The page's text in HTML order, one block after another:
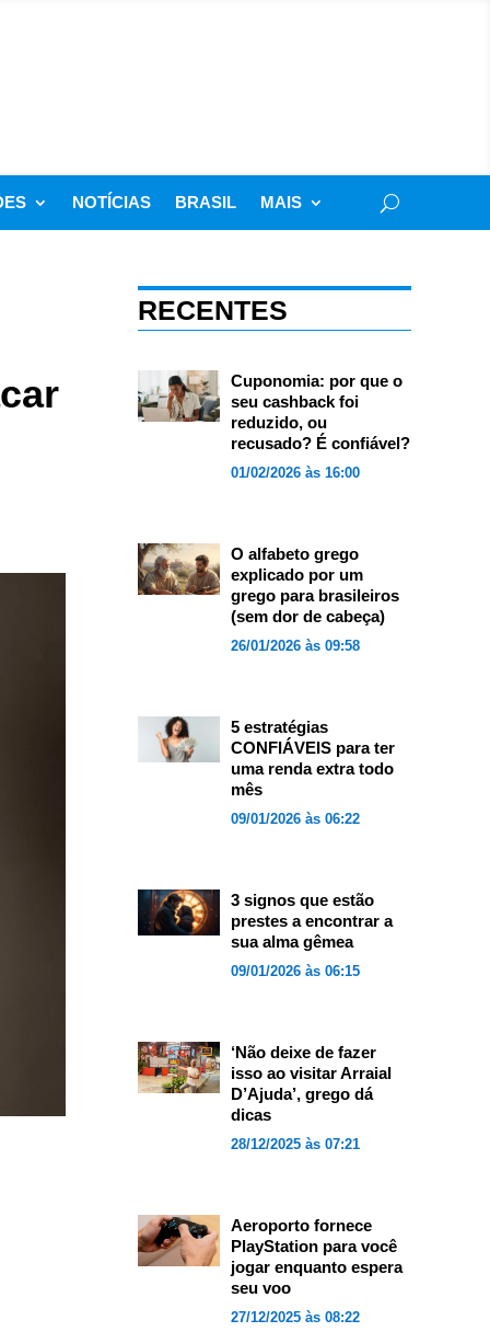
NOTÍCIAS BRASIL MAIS
RECENTES
Cuponomia: por que o
seu cashback foi
reduzido, ou
recusado? É confiável?
01/02/2026 às 16:00
O alfabeto grego
explicado por um
grego para brasileiros
(sem dor de cabeça)
26/01/2026 às 09:58
5 estratégias
CONFIÁVEIS para ter
uma renda extra todo
mês
09/01/2026 às 06:22
3 signos que estão
prestes a encontrar a
sua alma gêmea
09/01/2026 às 06:15
‘Não deixe de fazer
isso ao visitar Arraial
D’Ajuda’, grego dá
dicas
28/12/2025 às 07:21
Aeroporto fornece
PlayStation para você
jogar enquanto espera
seu voo
27/12/2025 às 08:22